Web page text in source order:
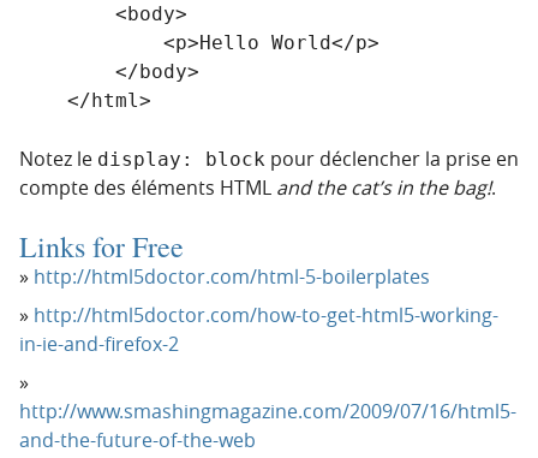
Notez le display: block pour déclencher la prise en
compte des éléments HTML and the cat’s in the bag!.
Links for Free
http://html5doctor.com/html-5-boilerplates
http://html5doctor.com/how-to-get-html5-working-
in-ie-and-firefox-2
http://www.smashingmagazine.com/2009/07/16/html5-
and-the-future-of-the-web